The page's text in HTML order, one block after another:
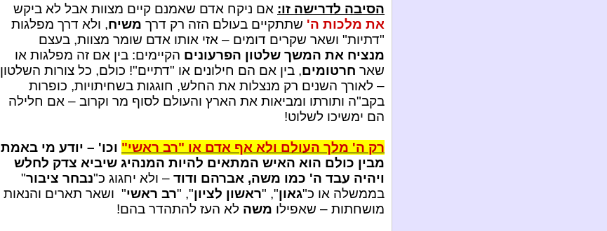
הסיבה לדרישה זו: אם ניקח אדם שאמנם קיים מצוות אבל לא ביקש
את מלכות ה' שתתקיים בעולם הזה רק דרך משיח, ולא דרך מפלגות
"דתיות" ושאר שקרים דומים – אזי אותו אדם שומר מצוות, בעצם
מנציח את המשך שלטון הפרעונים הקיימים: בין אם זה מפלגות או
שאר חרטומים, בין אם הם חילונים או "דתיים"! כולם, כל צורות השלטון
– לאורך השנים רק מנצלות את החלש, חוגגות בשחיתויות, כופרות
בקב"ה ותורתו ומביאות את הארץ והעולם לסוף מר וקרוב – אם חלילה
הם ימשיכו לשלוט!
רק ה' מלך העולם ולא אף אדם או "רב ראשי" וכו' – יודע מי באמת
מבין כולם הוא האיש המתאים להיות המנהיג שיביא צדק לחלש
ויהיה עבד ה' כמו משה, אברהם ודוד – ולא יחגוג כ"נבחר ציבור"
בממשלה או כ"גאון", "ראשון לציון", "רב ראשי" ושאר תארים והנאות
מושחתות – שאפילו משה לא העז להתהדר בהם!